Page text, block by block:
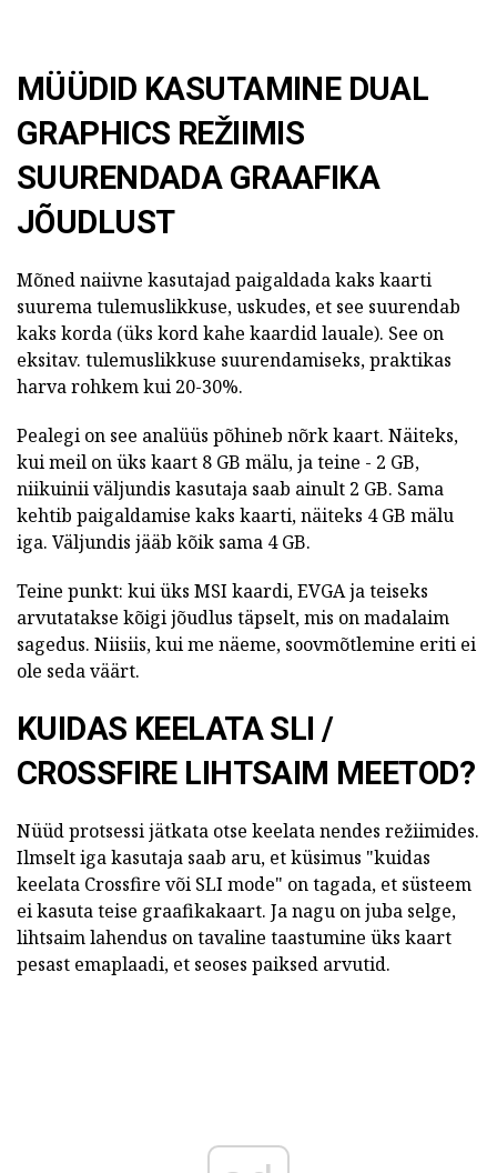
MÜÜDID KASUTAMINE DUAL
GRAPHICS REŽIIMIS
SUURENDADA GRAAFIKA
JÕUDLUST
Mõned naiivne kasutajad paigaldada kaks kaarti
suurema tulemuslikkuse, uskudes, et see suurendab
kaks korda (üks kord kahe kaardid lauale). See on
eksitav. tulemuslikkuse suurendamiseks, praktikas
harva rohkem kui 20-30%.
Pealegi on see analüüs põhineb nõrk kaart. Näiteks,
kui meil on üks kaart 8 GB mälu, ja teine - 2 GB,
niikuinii väljundis kasutaja saab ainult 2 GB. Sama
kehtib paigaldamise kaks kaarti, näiteks 4 GB mälu
iga. Väljundis jääb kõik sama 4 GB.
Teine punkt: kui üks MSI kaardi, EVGA ja teiseks
arvutatakse kõigi jõudlus täpselt, mis on madalaim
sagedus. Niisiis, kui me näeme, soovmõtlemine eriti ei
ole seda väärt.
KUIDAS KEELATA SLI /
CROSSFIRE LIHTSAIM MEETOD?
Nüüd protsessi jätkata otse keelata nendes režiimides.
Ilmselt iga kasutaja saab aru, et küsimus "kuidas
keelata Crossfire või SLI mode" on tagada, et süsteem
ei kasuta teise graafikakaart. Ja nagu on juba selge,
lihtsaim lahendus on tavaline taastumine üks kaart
pesast emaplaadi, et seoses paiksed arvutid.